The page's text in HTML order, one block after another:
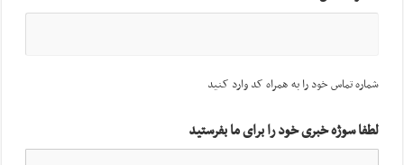
شماره تماس خود را به همراه کد وارد کنید
لطفا سوژه خبری خود را برای ما بفرستید